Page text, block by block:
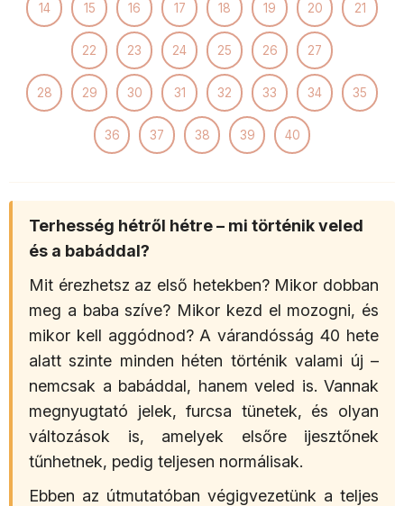
14 15 16 17 18 19 20 21
22 23 24 25 26 27
28 29 30 31 32 33 34 35
36 37 38 39 40
Terhesség hétről hétre – mi történik veled
és a babáddal?
Mit érezhetsz az első hetekben? Mikor dobban
meg a baba szíve? Mikor kezd el mozogni, és
mikor kell aggódnod? A várandósság 40 hete
alatt szinte minden héten történik valami új –
nemcsak a babáddal, hanem veled is. Vannak
megnyugtató jelek, furcsa tünetek, és olyan
változások is, amelyek elsőre ijesztőnek
tűnhetnek, pedig teljesen normálisak.
Ebben az útmutatóban végigvezetünk a teljes